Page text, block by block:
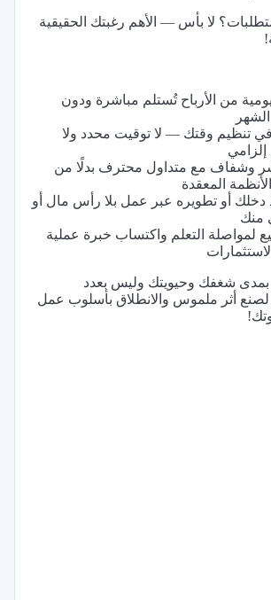
لا بأس — الأهم رغبتك الحقيقية
يومية من الأرباح تُستلم مباشرة ودون
تنظيم وقتك — لا توقيت محدد ولا
وشفاف مع متداول محترف بدلًا من
المعقدة
أو تطويره عبر عمل بلا رأس مال أو
منك
لمواصلة التعلم واكتساب خبرة عملية
بمدى شغفك وحيويتك وليس بعدد
لصنع أثر ملموس والانطلاق بأسلوب عمل